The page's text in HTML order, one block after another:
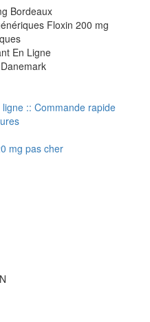
Bordeaux
Floxin 200 mg
En Ligne
:: Commande rapide
mg pas cher